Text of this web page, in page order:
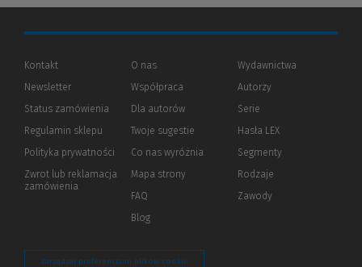
Kontakt
Newsletter
Status zamówienia
Regulamin sklepu
Polityka prywatności (Nowe
(Link
innej
Zwrot lub reklamacja
zamówienia
O nas
Współpraca
Dla autorów(Nowe
(Link
innej
strony)
Twoje sugestie
Co nas wyróżnia
Mapa strony
FAQ
Blog
Wydawnictwa
Autorzy
Serie
Hasła LEX
Segmenty
Rodzaje
Zawody
Zarządzaj preferencjami plików cookie